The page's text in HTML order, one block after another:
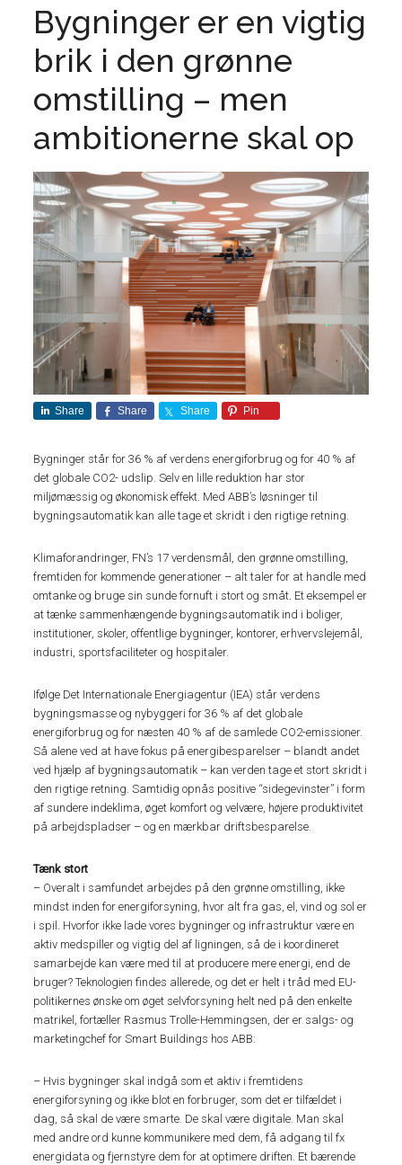
Bygninger er en vigtig
brik i den grønne
omstilling – men
ambitionerne skal op
Share Share Share Pin
Bygninger står for 36 % af verdens energiforbrug og for 40 % af
det globale CO2- udslip. Selv en lille reduktion har stor
miljømæssig og økonomisk effekt. Med ABB’s løsninger til
bygningsautomatik kan alle tage et skridt i den rigtige retning.
Klimaforandringer, FN’s 17 verdensmål, den grønne omstilling,
fremtiden for kommende generationer – alt taler for at handle med
omtanke og bruge sin sunde fornuft i stort og småt. Et eksempel er
at tænke sammenhængende bygningsautomatik ind i boliger,
institutioner, skoler, offentlige bygninger, kontorer, erhvervslejemål,
industri, sportsfaciliteter og hospitaler.
Ifølge Det Internationale Energiagentur (IEA) står verdens
bygningsmasse og nybyggeri for 36 % af det globale
energiforbrug og for næsten 40 % af de samlede CO2-emissioner.
Så alene ved at have fokus på energibesparelser – blandt andet
ved hjælp af bygningsautomatik – kan verden tage et stort skridt i
den rigtige retning. Samtidig opnås positive “sidegevinster” i form
af sundere indeklima, øget komfort og velvære, højere produktivitet
på arbejdspladser – og en mærkbar driftsbesparelse.
Tænk stort
– Overalt i samfundet arbejdes på den grønne omstilling, ikke
mindst inden for energiforsyning, hvor alt fra gas, el, vind og sol er
i spil. Hvorfor ikke lade vores bygninger og infrastruktur være en
aktiv medspiller og vigtig del af ligningen, så de i koordineret
samarbejde kan være med til at producere mere energi, end de
bruger? Teknologien findes allerede, og det er helt i tråd med EU-
politikernes ønske om øget selvforsyning helt ned på den enkelte
matrikel, fortæller Rasmus Trolle-Hemmingsen, der er salgs- og
marketingchef for Smart Buildings hos ABB:
– Hvis bygninger skal indgå som et aktiv i fremtidens
energiforsyning og ikke blot en forbruger, som det er tilfældet i
dag, så skal de være smarte. De skal være digitale. Man skal
med andre ord kunne kommunikere med dem, få adgang til fx
energidata og fjernstyre dem for at optimere driften. Et bærende